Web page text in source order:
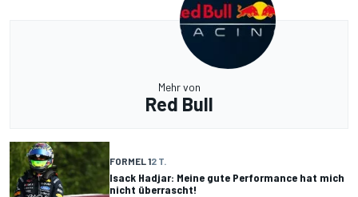
Mehr von
Red Bull
FORMEL 12 T.
Isack Hadjar: Meine gute Performance hat mich
nicht überrascht!